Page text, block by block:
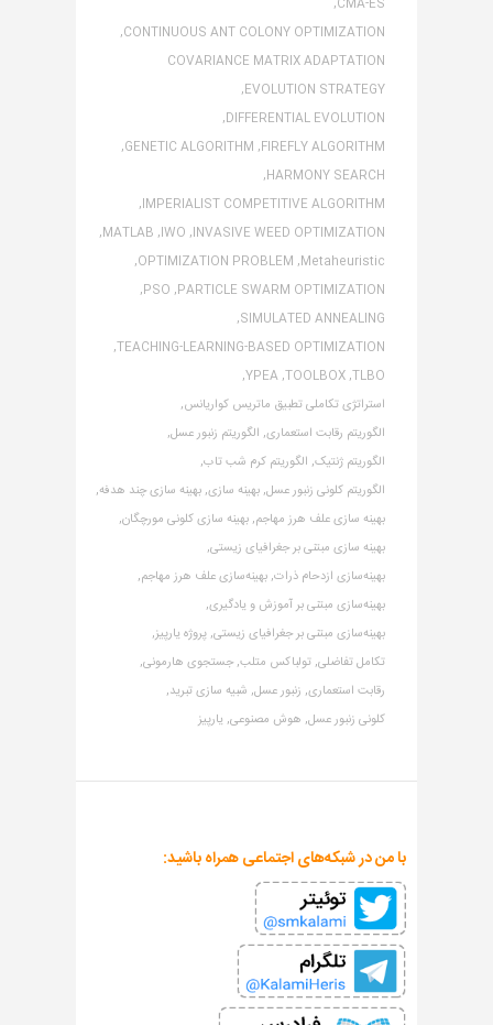
CMA-ES,
CONTINUOUS ANT COLONY OPTIMIZATION,
COVARIANCE MATRIX ADAPTATION
EVOLUTION STRATEGY,
DIFFERENTIAL EVOLUTION,
FIREFLY ALGORITHM,
GENETIC ALGORITHM,
HARMONY SEARCH,
IMPERIALIST COMPETITIVE ALGORITHM,
INVASIVE WEED OPTIMIZATION,
IWO,
MATLAB,
Metaheuristic,
OPTIMIZATION PROBLEM,
PARTICLE SWARM OPTIMIZATION,
PSO,
SIMULATED ANNEALING,
TEACHING-LEARNING-BASED OPTIMIZATION,
TLBO,
TOOLBOX,
YPEA,
استراتژی تکاملی تطبیق ماتریس کواریانس,
الگوریتم رقابت استعماری, الگوریتم زنبور عسل,
الگوریتم ژنتیک, الگوریتم کرم شب تاب,
الگوریتم کلونی زنبور عسل,بهینه سازی,بهینه سازی چند هدفه,
بهینه سازی علف هرز مهاجم,بهینه سازی کلونی مورچگان,
بهینه سازی مبتنی بر جغرافیای زیستی,
بهینه‌سازی ازدحام ذرات,بهینه‌سازی علف هرز مهاجم,
بهینه‌سازی مبتنی بر آموزش و یادگیری,
بهینه‌سازی مبتنی بر جغرافیای زیستی,پروژه یارپیز,
تکامل تفاضلی,تولباکس متلب,جستجوی هارمونی,
رقابت استعماری, زنبور عسل, شبیه سازی تبرید,
کلونی زنبور عسل, هوش مصنوعی, یارپیز
با من در شبکه‌های اجتماعی همراه باشید: